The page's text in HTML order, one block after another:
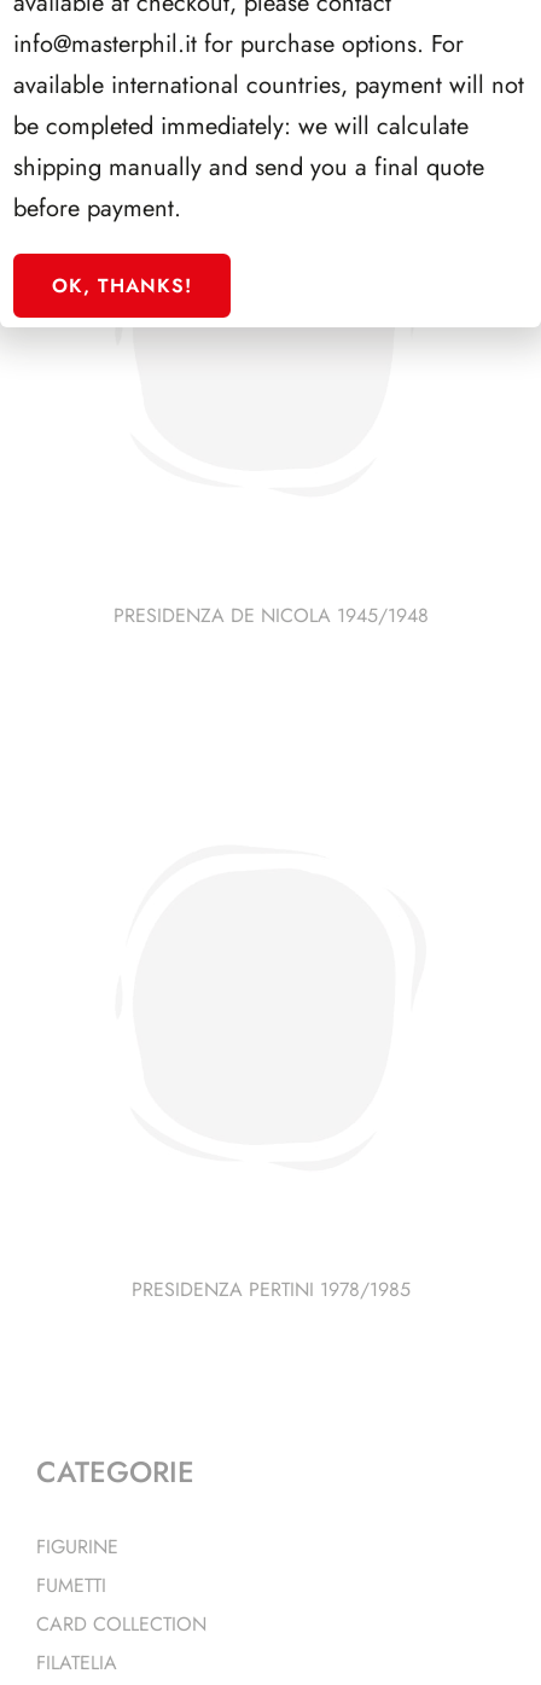
PRESIDENZA DE NICOLA 1945/1948
PRESIDENZA PERTINI 1978/1985
CATEGORIE
FIGURINE
FUMETTI
CARD COLLECTION
FILATELIA
info@masterphil.it for purchase options. For
available international countries, payment will not
be completed immediately: we will calculate
shipping manually and send you a final quote
before payment.
OK, THANKS!